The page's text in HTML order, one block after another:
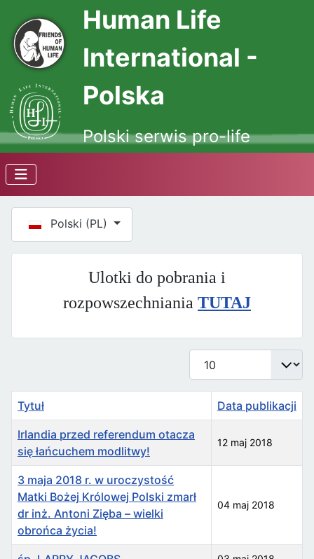
Human Life
International -
Polska
Polski serwis pro-life
Wybierz swój język
Polski (PL)
Ulotki do pobrania i
rozpowszechniania TUTAJ
Pokaż #
Tytuł Data publikacji
Irlandia przed referendum otacza
się łańcuchem modlitwy!
12 maj 2018
3 maja 2018 r. w uroczystość
Matki Bożej Królowej Polski zmarł
dr inż. Antoni Zięba – wielki
obrońca życia!
04 maj 2018